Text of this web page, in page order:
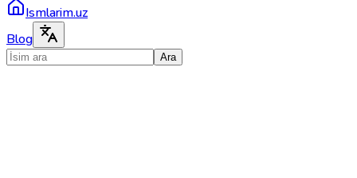
Ismlarim.uz
Blog
Ara